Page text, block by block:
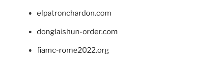
elpatronchardon.com
donglaishun-order.com
fiamc-rome2022.org